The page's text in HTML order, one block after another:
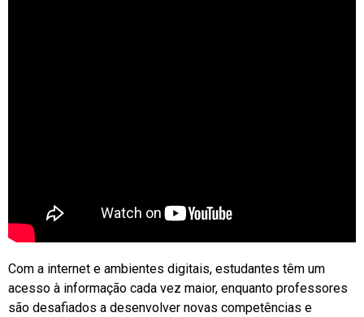
Com a internet e ambientes digitais, estudantes têm um
acesso à informação cada vez maior, enquanto professores
são desafiados a desenvolver novas competências e